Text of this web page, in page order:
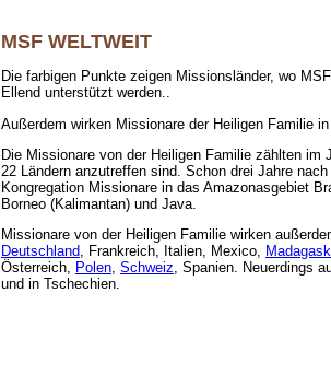
MSF WELTWEIT
Die farbigen Punkte zeigen Missionsländer, wo
Ellend unterstützt werden..
Außerdem wirken Missionare der Heiligen Familie
Die Missionare von der Heiligen Familie zählten im
22 Ländern anzutreffen sind. Schon drei Jahre
Kongregation Missionare in das Amazonasgebiet
Borneo (Kalimantan) und Java.
Missionare von der Heiligen Familie wirken
Deutschland, Frankreich, Italien, Mexico,
Österreich, Polen, Schweiz, Spanien. Neuerdings
und in Tschechien.